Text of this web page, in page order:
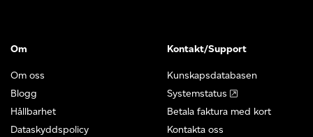
Om
Om oss
Blogg
Hållbarhet
Dataskyddspolicy
Kontakt/Support
Kunskapsdatabasen
Systemstatus
Betala faktura med kort
Kontakta oss